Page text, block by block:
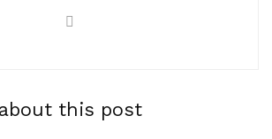
this post